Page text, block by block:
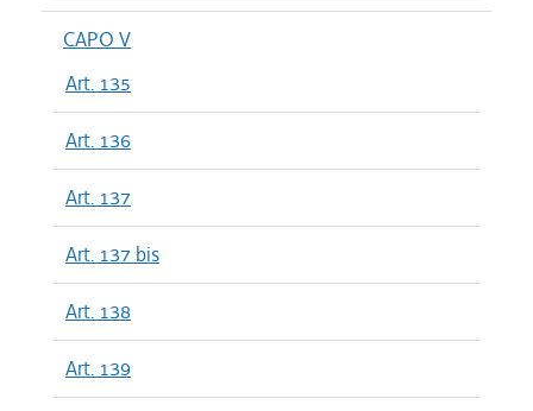
CAPO V
Art. 135
Art. 136
Art. 137
Art. 137 bis
Art. 138
Art. 139